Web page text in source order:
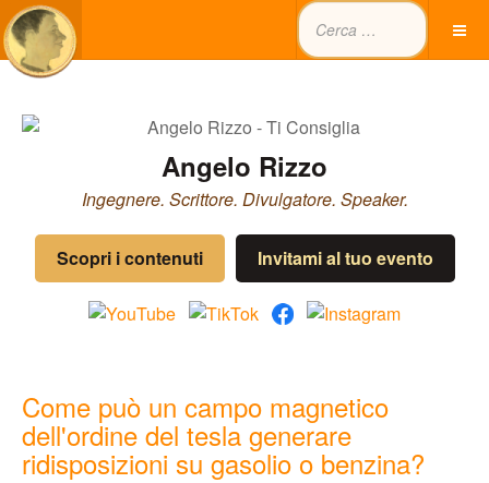
Angelo Rizzo
Ingegnere. Scrittore. Divulgatore. Speaker.
Scopri i contenuti Invitami al tuo evento
Come può un campo magnetico
dell'ordine del tesla generare
ridisposizioni su gasolio o benzina?